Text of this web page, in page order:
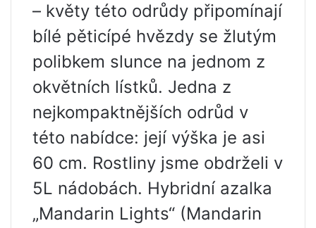
– květy této odrůdy připomínají
bílé pěticípé hvězdy se žlutým
polibkem slunce na jednom z
okvětních lístků. Jedna z
nejkompaktnějších odrůd v
této nabídce: její výška je asi
60 cm. Rostliny jsme obdrželi v
5L nádobách. Hybridní azalka
„Mandarin Lights“ (Mandarin